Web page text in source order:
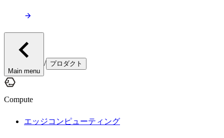
Main menu
/ プロダクト
Compute
エッジコンピューティング